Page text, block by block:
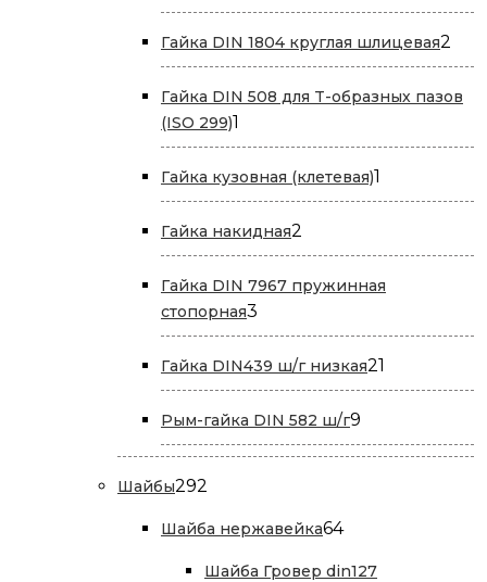
товаров
Гайка DIN 1804 круглая шлицевая2
Гайка DIN 508 для T-образных пазов
(ISO 299)1
товар
Гайка кузовная (клетевая)1
товар
Гайка накидная2
товара
Гайка DIN 7967 пружинная
стопорная3
товара
Гайка DIN439 ш/г низкая21
товар
Рым-гайка DIN 582 ш/г9
товаров
Шайбы292
Шайба нержавейка6464
Шайба Гровер din127